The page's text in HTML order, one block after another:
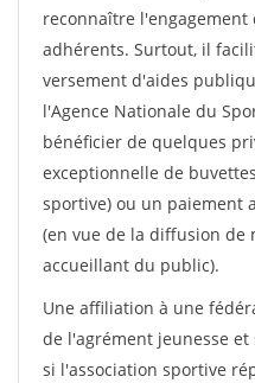
reconnaître
adhérents. Surtout, il
versement d'aides
l'Agence Nationale du
bénéficier de quelques
exceptionnelle de
sportive) ou un paiement
(en vue de la diffusion de
accueillant du public).
Une affiliation à une
de l'agrément jeunesse
si l'association sportive